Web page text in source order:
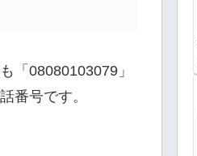
「08080103079」
番号です。